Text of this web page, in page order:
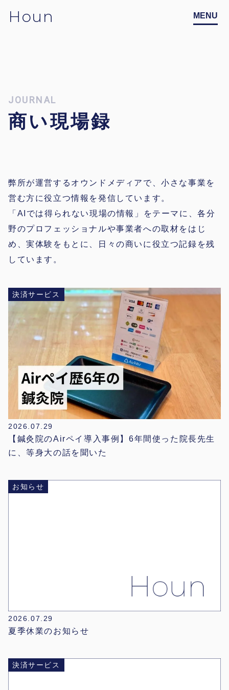
Houn
JOURNAL
商い現場録
弊所が運営するオウンドメディアで、小さな事業を
営む方に役立つ情報を発信しています。
「AIでは得られない現場の情報」をテーマに、各分
野のプロフェッショナルや事業者への取材をはじ
め、実体験をもとに、日々の商いに役立つ記録を残
しています。
決済サービス
2026.07.29
【鍼灸院のAirペイ導入事例】6年間使った院長先生
に、等身大の話を聞いた
お知らせ
2026.07.29
夏季休業のお知らせ
決済サービス